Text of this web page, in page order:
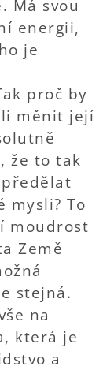
Má svou
energii,
je
proč by
měnit její
že to tak
předělat
mysli? To
moudrost
Země
stejná.
na
která je
a